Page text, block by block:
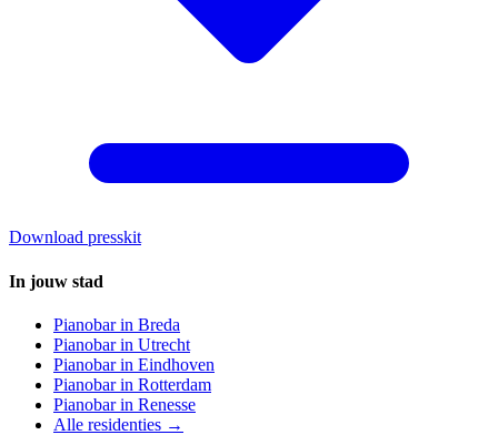
Download presskit
In jouw stad
Pianobar in Breda
Pianobar in Utrecht
Pianobar in Eindhoven
Pianobar in Rotterdam
Pianobar in Renesse
Alle residenties →